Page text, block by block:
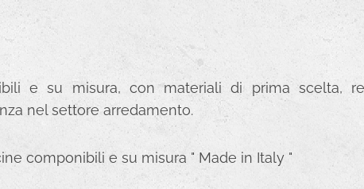
e su misura, con materiali di prima scelta,
nel settore arredamento.
componibili e su misura " Made in Italy "